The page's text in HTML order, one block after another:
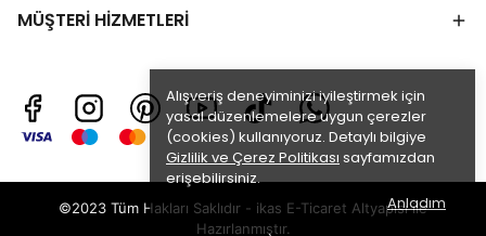
Alışveriş deneyiminizi iyileştirmek için
yasal düzenlemelere uygun çerezler
(cookies) kullanıyoruz. Detaylı bilgiye
Gizlilik ve Çerez Politikası sayfamızdan
erişebilirsiniz.
Anladım
MÜŞTERİ HİZMETLERİ
©2023 Tüm Hakları Saklıdır - ikas E-Ticaret Altyapısı ile
Hazırlanmıştır.